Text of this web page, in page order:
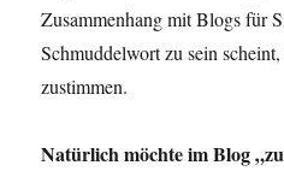
Zusammenhang mit Blogs für
Schmuddelwort zu sein
zustimmen.
Natürlich möchte im Blog